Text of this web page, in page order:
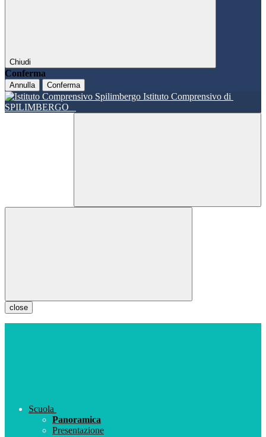
Chiudi
Conferma
Annulla Conferma
Istituto Comprensivo di
SPILIMBERGO
close
Scuola
Panoramica
Presentazione